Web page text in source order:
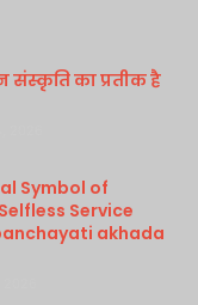
संस्कृति का प्रतीक है
Symbol of
Service
akhada